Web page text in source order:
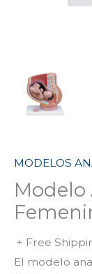
MODELOS
Modelo
+ Free
El modelo